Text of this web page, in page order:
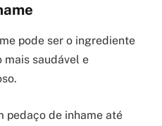
pode ser o ingrediente
mais saudável e
pedaço de inhame até